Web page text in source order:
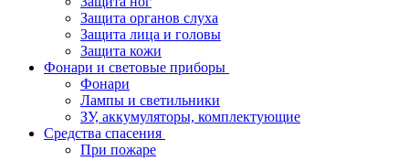
Защита органов слуха
Защита лица и головы
Защита кожи
Фонари и световые приборы
Фонари
Лампы и светильники
ЗУ, аккумуляторы, комплектующие
Средства спасения
При пожаре